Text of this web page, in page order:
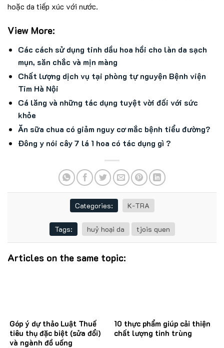
hoặc da tiếp xúc với nước.
View More:
Các cách sử dụng tinh dầu hoa hồi cho làn da sạch
mụn, săn chắc và mịn màng
Chất lượng dịch vụ tại phòng tự nguyện Bệnh viện
Tim Hà Nội
Cá lăng và những tác dụng tuyệt vời đối với sức
khỏe
Ăn sữa chua có giảm nguy cơ mắc bệnh tiểu đường?
Đông y nói cây 7 lá 1 hoa có tác dụng gì ?
Categories: K-TRA
Tags: huỷ hoại da tjois quen
Articles on the same topic:
Góp ý dự thảo Luật Thuế
tiêu thụ đặc biệt (sửa đổi)
và ngành đồ uống
10 thực phẩm giúp cải thiện
chất lượng tinh trùng